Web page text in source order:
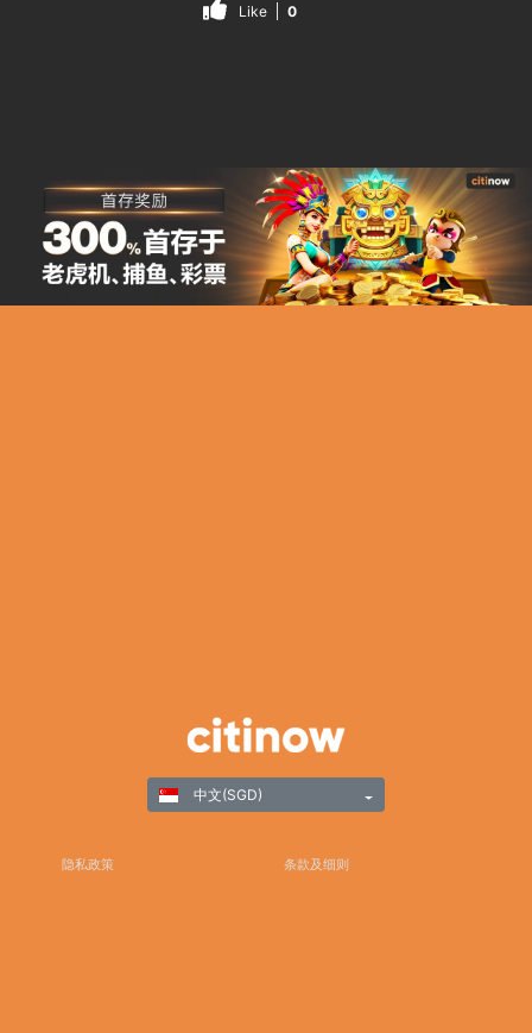
Like 0
隐私政策 条款及细则
中文(SGD)